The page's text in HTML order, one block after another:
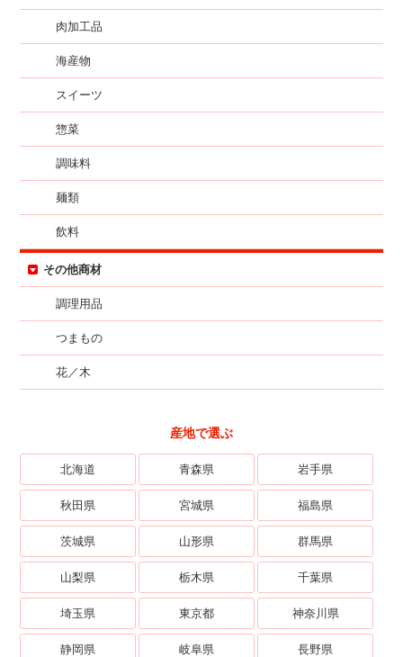
肉加工品
海産物
スイーツ
惣菜
調味料
麺類
飲料
その他商材
調理用品
つまもの
花／木
産地で選ぶ
北海道 青森県 岩手県
秋田県 宮城県 福島県
茨城県 山形県 群馬県
山梨県 栃木県 千葉県
埼玉県 東京都 神奈川県
静岡県 岐阜県 長野県